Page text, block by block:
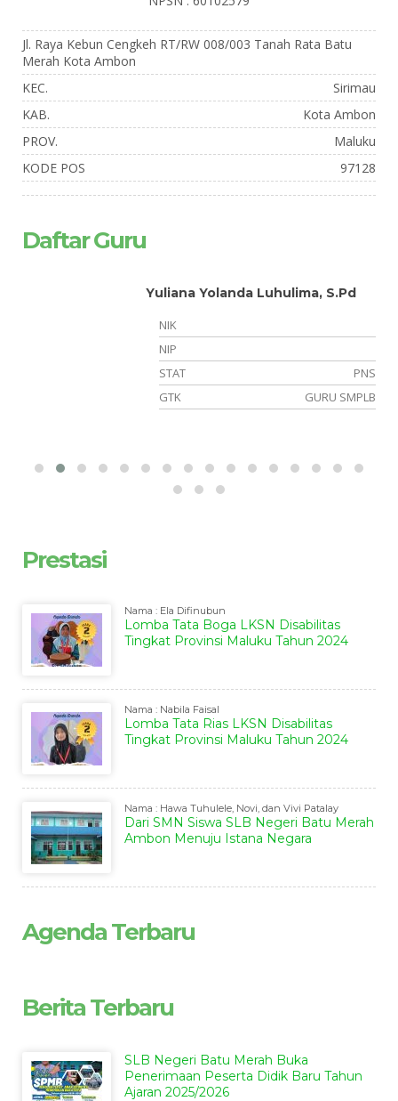
Jl. Raya Kebun Cengkeh RT/RW 008/003 Tanah Rata Batu
Merah Kota Ambon
KEC.
Sirimau
KAB.
Kota Ambon
PROV.
Maluku
KODE POS
97128
Daftar Guru
Yuliana Yolanda Luhulima, S.Pd
NIK
NIP
STAT
PNS
GTK
GURU SMPLB
Prestasi
Nama : Ela Difinubun
Lomba Tata Boga LKSN Disabilitas
Tingkat Provinsi Maluku Tahun 2024
Nama : Nabila Faisal
Lomba Tata Rias LKSN Disabilitas
Tingkat Provinsi Maluku Tahun 2024
Nama : Hawa Tuhulele, Novi, dan Vivi Patalay
Dari SMN Siswa SLB Negeri Batu Merah
Ambon Menuju Istana Negara
Agenda Terbaru
Berita Terbaru
SLB Negeri Batu Merah Buka
Penerimaan Peserta Didik Baru Tahun
Ajaran 2025/2026